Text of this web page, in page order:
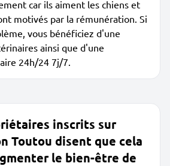
car ils aiment les chiens et
motivés par la rémunération. Si
vous bénéficiez d'une
ainsi que d'une
24h/24 7j/7.
inscrits sur
Toutou disent que cela
le bien-être de